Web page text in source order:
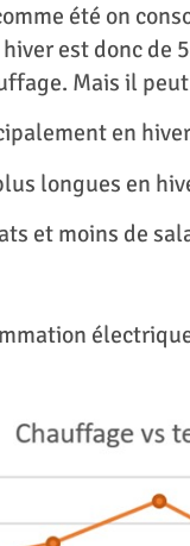
été on
est donc de
Mais il
en
longues en
et moins de